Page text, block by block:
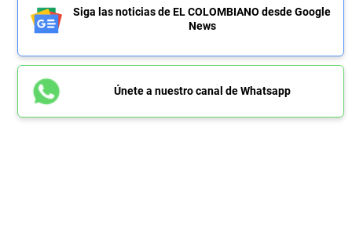
Siga las noticias de EL COLOMBIANO desde Google
News
Únete a nuestro canal de Whatsapp